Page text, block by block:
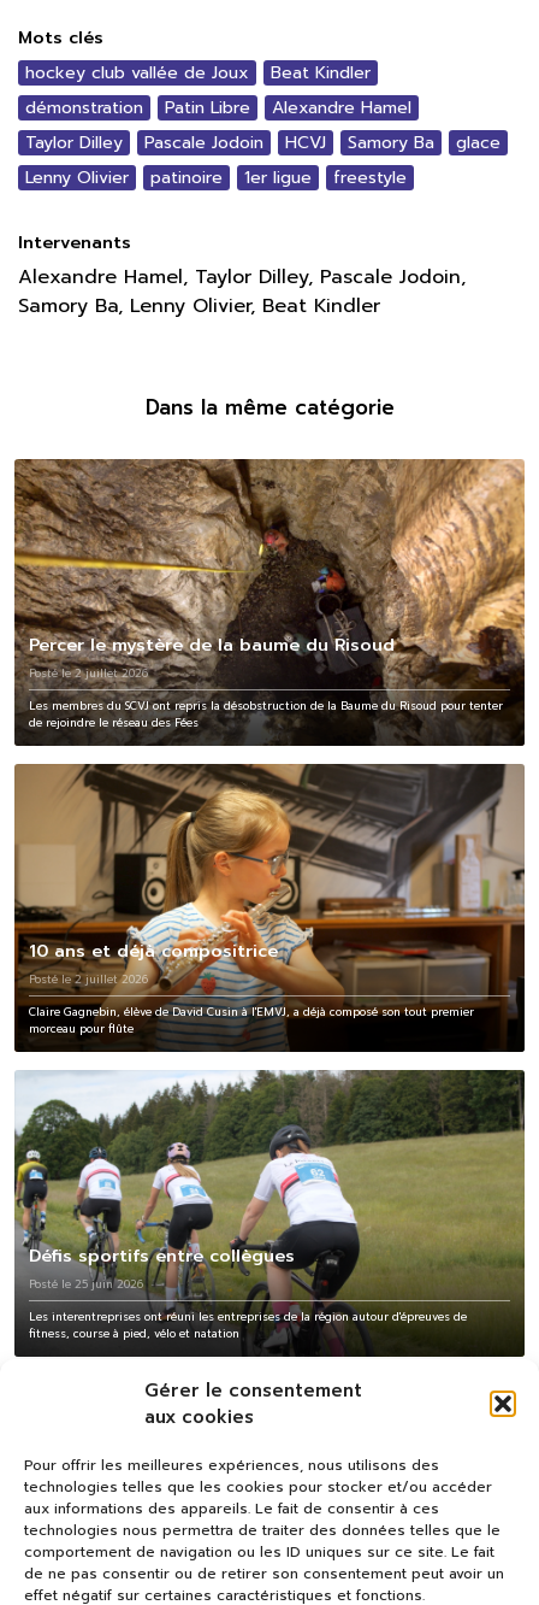
Gérer le consentement
aux cookies
Pour offrir les meilleures expériences, nous utilisons des
technologies telles que les cookies pour stocker et/ou accéder
aux informations des appareils. Le fait de consentir à ces
technologies nous permettra de traiter des données telles que le
comportement de navigation ou les ID uniques sur ce site. Le fait
de ne pas consentir ou de retirer son consentement peut avoir un
effet négatif sur certaines caractéristiques et fonctions.
Mots clés
hockey club vallée de Joux
Beat Kindler
démonstration
Patin Libre
Alexandre Hamel
Taylor Dilley
Pascale Jodoin HCVJ Samory Ba
glace
Lenny Olivier
patinoire 1er ligue freestyle
Intervenants
Alexandre Hamel, Taylor Dilley, Pascale Jodoin,
Samory Ba, Lenny Olivier, Beat Kindler
Dans la même catégorie
Percer le mystère de la baume du Risoud
Posté le 2 juillet 2026
Les membres du SCVJ ont repris la désobstruction de la Baume du Risoud pour tenter
de rejoindre le réseau des Fées
10 ans et déjà compositrice
Posté le 2 juillet 2026
Claire Gagnebin, élève de David Cusin à l'EMVJ, a déjà composé son tout premier
morceau pour flûte
Défis sportifs entre collègues
Posté le 25 juin 2026
Les interentreprises ont réuni les entreprises de la région autour d'épreuves de
fitness, course à pied, vélo et natation